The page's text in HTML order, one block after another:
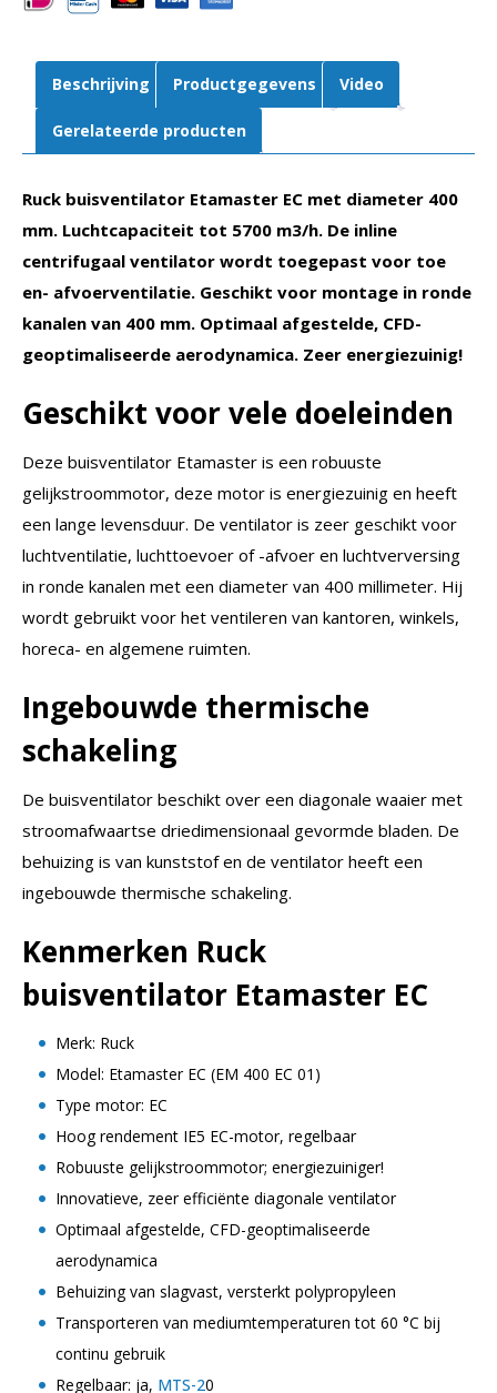
m3/h
EM
Beschrijving Productgegevens Video
Gerelateerde producten
Ruck buisventilator Etamaster EC met diameter 400
mm. Luchtcapaciteit tot 5700 m3/h. De inline
centrifugaal ventilator wordt toegepast voor toe
en- afvoerventilatie. Geschikt voor montage in ronde
kanalen van 400 mm. Optimaal afgestelde, CFD-
geoptimaliseerde aerodynamica. Zeer energiezuinig!
Geschikt voor vele doeleinden
Deze buisventilator Etamaster is een robuuste
gelijkstroommotor, deze motor is energiezuinig en heeft
een lange levensduur. De ventilator is zeer geschikt voor
luchtventilatie, luchttoevoer of -afvoer en luchtverversing
in ronde kanalen met een diameter van 400 millimeter. Hij
wordt gebruikt voor het ventileren van kantoren, winkels,
horeca- en algemene ruimten.
Ingebouwde thermische
schakeling
De buisventilator beschikt over een diagonale waaier met
stroomafwaartse driedimensionaal gevormde bladen. De
behuizing is van kunststof en de ventilator heeft een
ingebouwde thermische schakeling.
Kenmerken Ruck
buisventilator Etamaster EC
Merk: Ruck
Model: Etamaster EC (EM 400 EC 01)
Type motor: EC
Hoog rendement IE5 EC-motor, regelbaar
Robuuste gelijkstroommotor; energiezuiniger!
Innovatieve, zeer efficiënte diagonale ventilator
Optimaal afgestelde, CFD-geoptimaliseerde
aerodynamica
Behuizing van slagvast, versterkt polypropyleen
Transporteren van mediumtemperaturen tot 60 °C bij
continu gebruik
Regelbaar: ja, MTS-20